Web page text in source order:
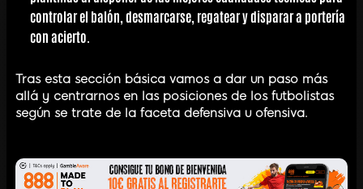
controlar el balón, desmarcarse, regatear y disparar a portería
con acierto.
Tras esta sección básica vamos a dar un paso más
allá y centrarnos en las posiciones de los futbolistas
según se trate de la faceta defensiva u ofensiva.